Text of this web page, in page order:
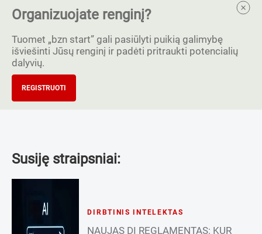
Organizuojate renginį?
Tuomet „bzn start” gali pasiūlyti puikią galimybę
išviešinti Jūsų renginį ir padėti pritraukti potencialių
dalyvių.
REGISTRUOTI
Susiję straipsniai:
DIRBTINIS INTELEKTAS
NAUJAS DI REGLAMENTAS: KUR